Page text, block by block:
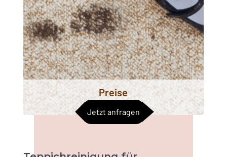
Preise
Jetzt anfragen